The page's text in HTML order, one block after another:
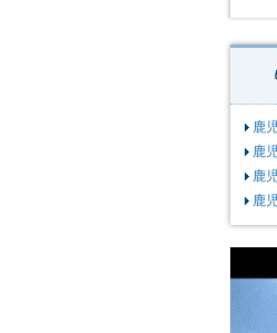
鹿
鹿
鹿
鹿